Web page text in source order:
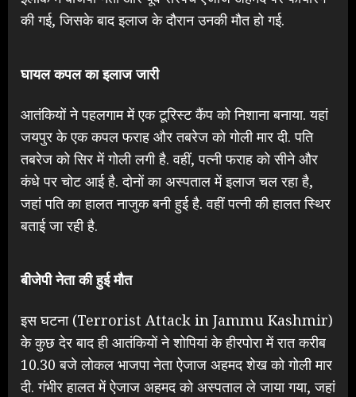
की गई, जिसके बाद इलाज के दौरान उनकी मौत हो गई.
घायल कपल का इलाज जारी
आतंकियों ने पहलगाम में एक टूरिस्ट कैंप को निशाना बनाया. यहां
जयपुर के एक कपल फराह और तबरेज को गोली मार दी. पति
तबरेज को सिर में गोली लगी है. वहीं, पत्नी फराह को सीने और
कंधे पर चोट आई है. दोनों का अस्पताल में इलाज चल रहा है,
जहां पति का हालत नाजुक बनी हुई है. वहीं पत्नी की हालत स्थिर
बताई जा रही है.
बीजेपी नेता की हुई मौत
इस घटना (Terrorist Attack in Jammu Kashmir)
के कुछ देर बाद ही आतंकियों ने शोपियां के हीरपोरा में रात करीब
10.30 बजे लोकल भाजपा नेता ऐजाज अहमद शेख को गोली मार
दी. गंभीर हालत में ऐजाज अहमद को अस्पताल ले जाया गया, जहां